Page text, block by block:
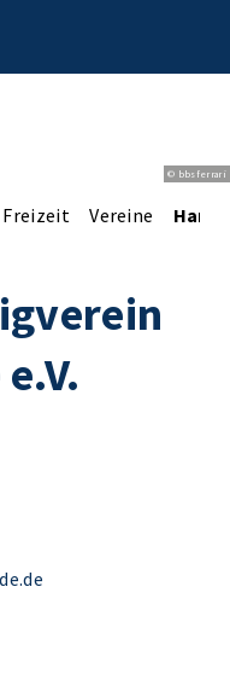
© bbsferrari
Freizeit Vereine